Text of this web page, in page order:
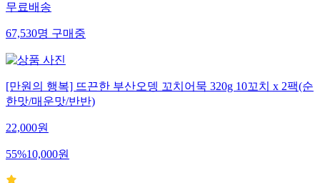
무료배송
67,530명 구매중
[만원의 행복] 뜨끈한 부산오뎅 꼬치어묵 320g 10꼬치 x 2팩(순
한맛/매운맛/반반)
22,000원
55%10,000원